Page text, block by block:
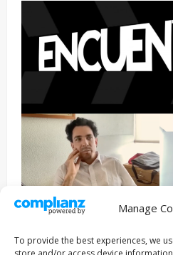
Manage
To provide the best experiences, we
Entrevista Series
ENCUENTROS CON IVÁN